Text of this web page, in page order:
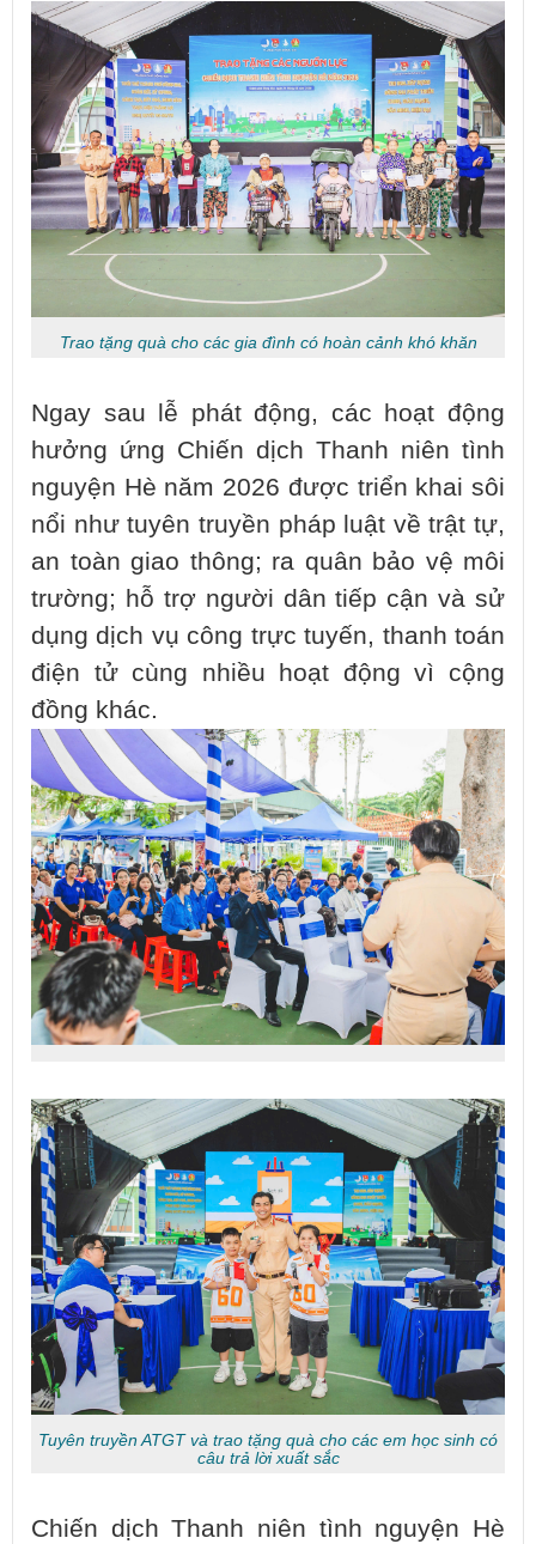
Trao tặng quà cho các gia đình có hoàn cảnh khó khăn
Ngay sau lễ phát động, các hoạt động
hưởng ứng Chiến dịch Thanh niên tình
nguyện Hè năm 2026 được triển khai sôi
nổi như tuyên truyền pháp luật về trật tự,
an toàn giao thông; ra quân bảo vệ môi
trường; hỗ trợ người dân tiếp cận và sử
dụng dịch vụ công trực tuyến, thanh toán
điện tử cùng nhiều hoạt động vì cộng
đồng khác.
Tuyên truyền ATGT và trao tặng quà cho các em học sinh có
câu trả lời xuất sắc
Chiến dịch Thanh niên tình nguyện Hè